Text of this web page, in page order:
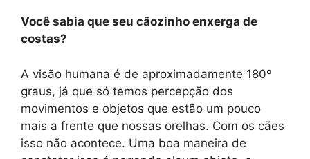
Você sabia que seu cãozinho enxerga de
costas?
A visão humana é de aproximadamente 180º
graus, já que só temos percepção dos
movimentos e objetos que estão um pouco
mais a frente que nossas orelhas. Com os cães
isso não acontece. Uma boa maneira de